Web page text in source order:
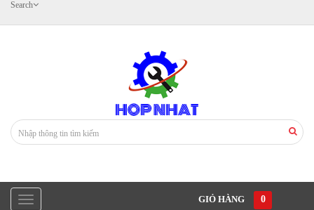
Search
GIỎ HÀNG 0